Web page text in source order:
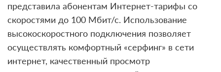
представила абонентам Интернет-тарифы со
скоростями до 100 Мбит/с. Использование
высокоскоростного подключения позволяет
осуществлять комфортный «серфинг» в сети
интернет, качественный просмотр